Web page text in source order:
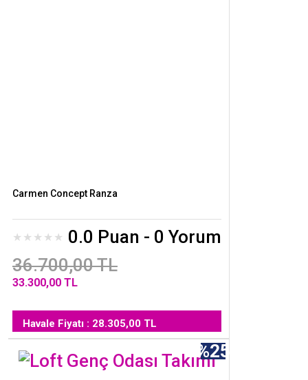
Carmen Concept Ranza
0.0 Puan - 0 Yorum
36.700,00 TL
33.300,00 TL
Havale Fiyatı : 28.305,00 TL
%25